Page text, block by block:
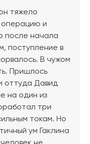
тяжело
операцию и
после начала
поступление в
В чужом
Пришлось
оттуда Давид
на один из
три
токам. Но
ум Гаклина